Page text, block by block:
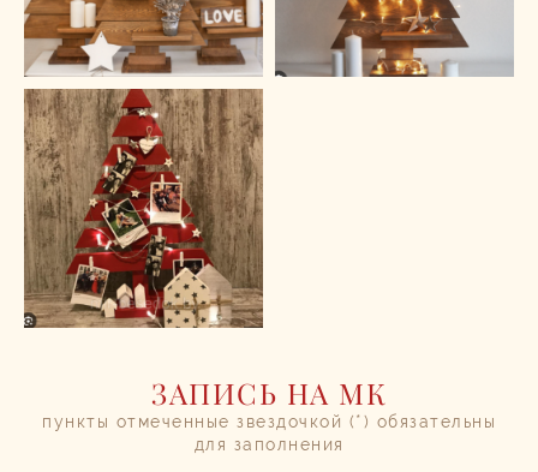
ЗАПИСЬ НА МК
пункты отмеченные звездочкой (*) обязательны
для заполнения